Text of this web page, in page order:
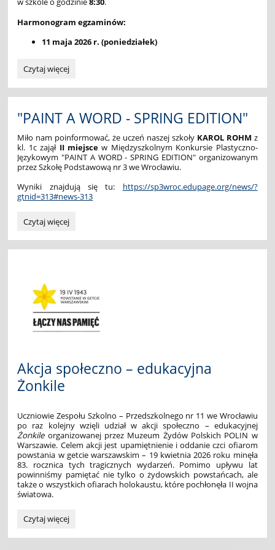
Harmonogram egzaminów:
11 maja 2026 r. (poniedziałek)
EGZAMIN
Czytaj więcej
"PAINT A WORD - SPRING EDITION"
Miło nam poinformować, że uczeń naszej szkoły KAROL ROHM z
kl. 1c zajął II miejsce w Międzyszkolnym Konkursie Plastyczno-
Językowym "PAINT A WORD - SPRING EDITION" organizowanym
przez Szkołę Podstawową nr 3 we Wrocławiu.
Wyniki znajdują się tu: https://sp3wroc.edupage.org/news/?
gtnid=313#news-313
"PAINT
WORD
Czytaj więcej
Akcja społeczno – edukacyjna
Żonkile
Uczniowie Zespołu Szkolno – Przedszkolnego nr 11 we Wrocławiu
po raz kolejny wzięli udział w akcji społeczno – edukacyjnej
Żonkile organizowanej przez Muzeum Żydów Polskich POLIN w
Warszawie. Celem akcji jest upamiętnienie i oddanie czci ofiarom
powstania w getcie warszawskim – 19 kwietnia 2026 roku minęła
83. rocznica tych tragicznych wydarzeń. Pomimo upływu lat
powinniśmy pamiętać nie tylko o żydowskich powstańcach, ale
także o wszystkich ofiarach holokaustu, które pochłonęła II wojna
światowa.
Akcja
–
Czytaj więcej